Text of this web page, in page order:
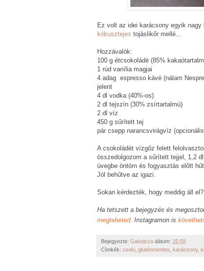
Ez volt az idei karácsony egyik
kókusztejes tojáslikőr mellé...
Hozzávalók:
100 g étcsokoládé (85%
1 rúd vanília magjai
4 adag espresso kávé (nálam
jelent
4 dl vodka (40%-os)
2 dl tejszín (30% zsírtartalmú)
2 dl víz
450 g sűrített tej
pár csepp narancsvirágvíz
A csokoládét vízgőz felett
összedolgozom a sűrített tejjel, 1,2
üvegbe öntöm és fogyasztás előtt
Jól behűtve az igazi.
Sokan kérdezték, hogy meddig áll
Ha tetszett a bejegyzés és
megteheted. Instagramon is
Bejegyezte: Gabojsza dátum: 15:59
Címkék: csoki gluténmentes karácsony,